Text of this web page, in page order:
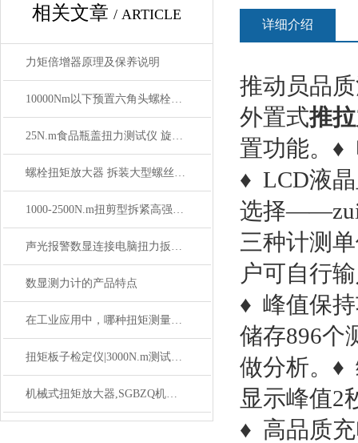
相关文章 / ARTICLE
力矩倍增器原理及保养说明
10000Nm以下预置六角头螺栓扭力扳手,预置式扭力螺栓扭紧扳手价格
25N.m食品瓶盖扭力测试仪 旋扭力仪试验仪可定制
螺栓扭矩放大器 拆装大型螺丝扭力扳手倍增器 扭矩倍增器
1000-2500N.m扭剪型拆紧高强螺栓电动定扭矩扳手价格
声光报警数显连接电脑扭力扳手,6-60N.m可连电脑数显扭力预紧扳手
数显测力计的产品特点
在工业应用中，哪种扭矩测量工具更为常用？
扭矩板子检定仪|3000N.m测试扭矩扳手检定仪价格
机械式扭矩放大器,SGBZQ机械式放大扭矩增力器
详细介绍
推动员品
外置式推
置功能。♦
♦ LCD液
选择——zui
三种计测
户可自行
♦ 峰值保
储存896个
做分析。♦
显示峰值2
♦ 高品质